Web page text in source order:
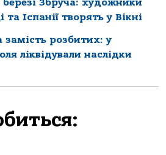
Збруча: художники
Іспанії творять у Вікні
замість розбитих: у
ліквідували наслідки